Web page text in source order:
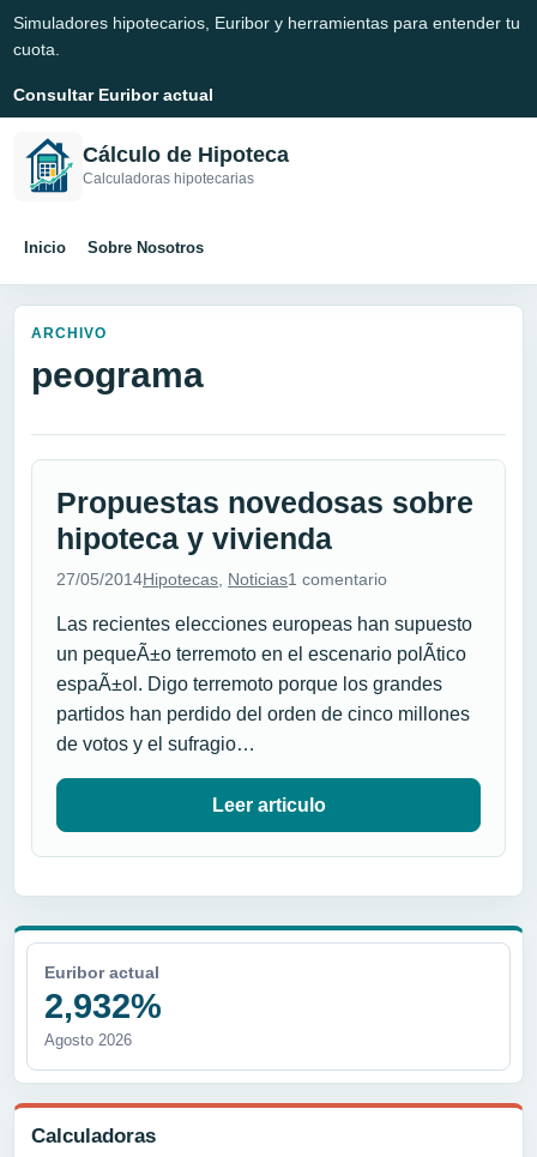
Simuladores hipotecarios, Euribor y herramientas para entender tu
cuota.
Consultar Euribor actual
Cálculo de Hipoteca
Calculadoras hipotecarias
Inicio Sobre Nosotros
Euribor actual
2,932%
Agosto 2026
Calculadoras
ARCHIVO
peograma
Propuestas novedosas sobre
hipoteca y vivienda
27/05/2014Hipotecas Noticias1 comentario
Las recientes elecciones europeas han supuesto
un pequeÃ±o terremoto en el escenario polÃ­tico
espaÃ±ol. Digo terremoto porque los grandes
partidos han perdido del orden de cinco millones
de votos y el sufragio…
Leer articulo